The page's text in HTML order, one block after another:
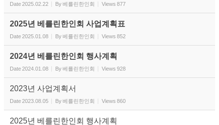
Date2025.02.22 By베를린한인회 Views 877
2025년 베를린한인회 사업계획표
Date2025.01.08 By베를린한인회 Views 852
2024년 베를린한인회 행사계획
Date2024.01.08 By베를린한인회 Views 928
2023년 사업계획서
Date2023.08.05 By베를린한인회 Views 860
2025년 베를린한인회 행사계획